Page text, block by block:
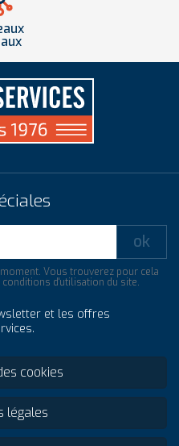
Vous trouverez pour cela
d'utilisation du site.
et les offres
cookies
légales